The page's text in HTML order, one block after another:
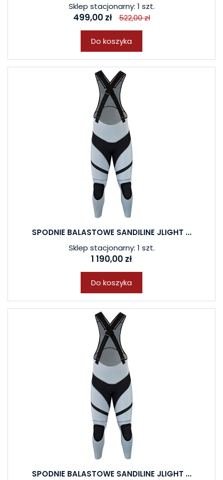
Sklep stacjonarny: 1 szt.
499,00 zł 522,00 zł
Do koszyka
SPODNIE BALASTOWE SANDILINE JLIGHT ...
Sklep stacjonarny: 1 szt.
1 190,00 zł
Do koszyka
SPODNIE BALASTOWE SANDILINE JLIGHT ...